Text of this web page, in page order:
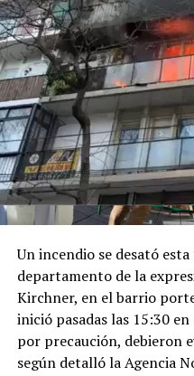
Después, el Presidente
el Doctorado Honoris
Santiago de Cali, en la
Cali.
Luego tuvo lugar el
España, del que
Majestad, que placer
argentino en las
ceremonia de
presidente colombiano
Finalmente, a la
vuelo presidencial desde
Buenos Aires.
Un incendio se desató
departamento de la
Kirchner, en el barrio
inició pasadas las 15:30 en
por precaución, debieron
según detalló la Agencia